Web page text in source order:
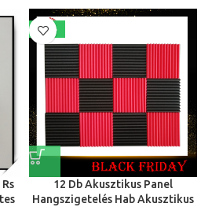
-21%
12 Db Akusztikus Panel
Hangszigetelés Hab Akusztikus